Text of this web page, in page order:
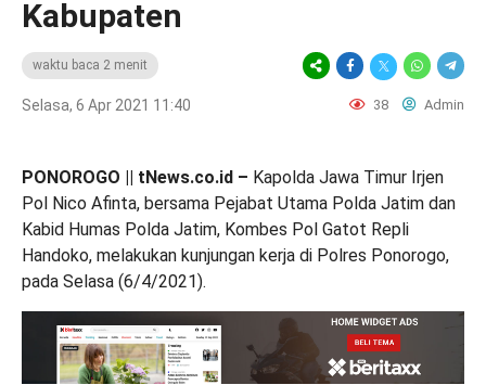
Kabupaten
waktu baca 2 menit
Selasa, 6 Apr 2021 11:40 38 Admin
PONOROGO || tNews.co.id – Kapolda Jawa Timur Irjen
Pol Nico Afinta, bersama Pejabat Utama Polda Jatim dan
Kabid Humas Polda Jatim, Kombes Pol Gatot Repli
Handoko, melakukan kunjungan kerja di Polres Ponorogo,
pada Selasa (6/4/2021).